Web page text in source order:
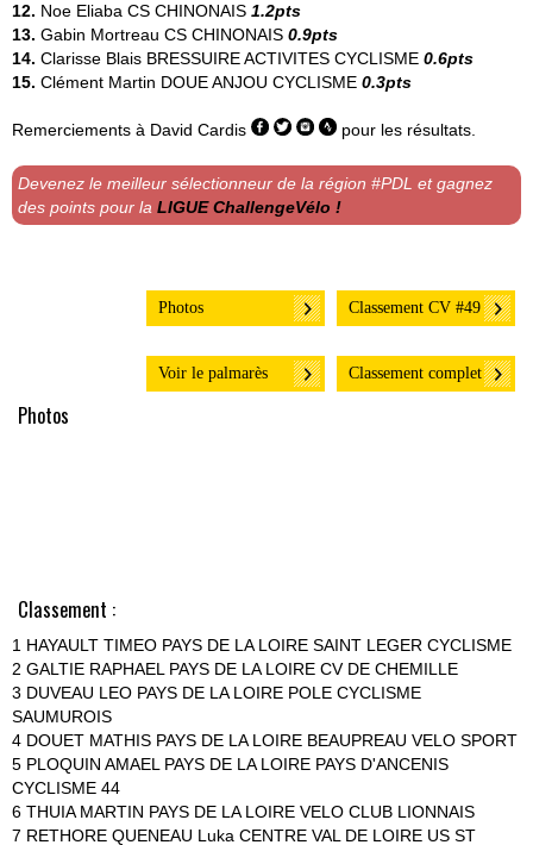
12. Noe Eliaba CS CHINONAIS 1.2pts
13. Gabin Mortreau CS CHINONAIS 0.9pts
14. Clarisse Blais BRESSUIRE ACTIVITES CYCLISME 0.6pts
15. Clément Martin DOUE ANJOU CYCLISME 0.3pts
Remerciements à David Cardis pour les résultats.
Devenez le meilleur sélectionneur de la région #PDL et gagnez
des points pour la LIGUE ChallengeVélo !
Classement CV #49
Photos
Classement complet
Voir le palmarès
Photos
Classement :
1 HAYAULT TIMEO PAYS DE LA LOIRE SAINT LEGER CYCLISME
2 GALTIE RAPHAEL PAYS DE LA LOIRE CV DE CHEMILLE
3 DUVEAU LEO PAYS DE LA LOIRE POLE CYCLISME
SAUMUROIS
4 DOUET MATHIS PAYS DE LA LOIRE BEAUPREAU VELO SPORT
5 PLOQUIN AMAEL PAYS DE LA LOIRE PAYS D'ANCENIS
CYCLISME 44
6 THUIA MARTIN PAYS DE LA LOIRE VELO CLUB LIONNAIS
7 RETHORE QUENEAU Luka CENTRE VAL DE LOIRE US ST